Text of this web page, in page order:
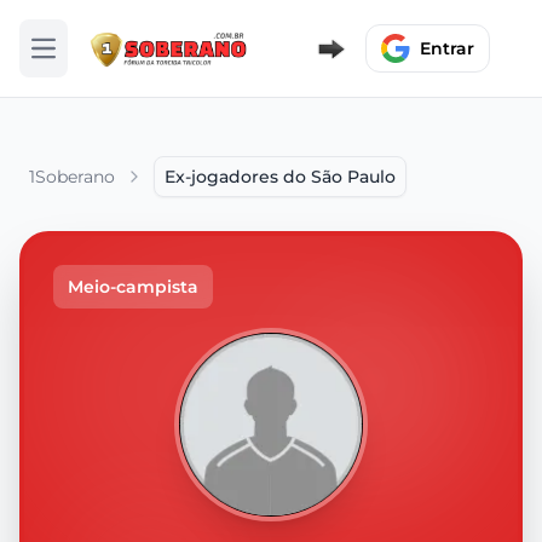
Abrir menu Entrar
1Soberano Ex-jogadores do São Paulo
Meio-campista